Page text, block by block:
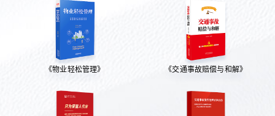
《物业轻松管理》 《交通事故赔偿与和解》